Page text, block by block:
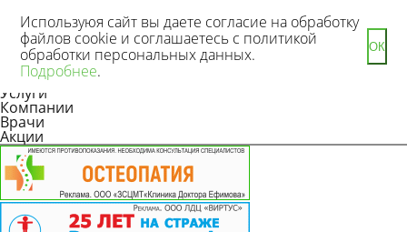
Новости
Статьи
Услуги
Компании
Врачи
Акции
Используюя сайт вы даете согласие на обработку
файлов cookie и соглашаетесь с политикой
обработки персональных данных.
Подробнее.
ОК